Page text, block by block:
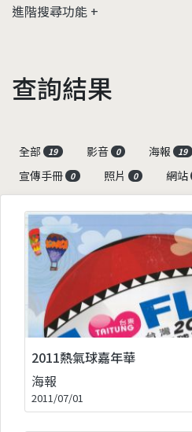
進階搜尋功能
查詢結果
全部
19 影音 0 海報 19
宣傳手冊 0 照片 0 網站
2011熱氣球嘉年華
海報
2011/07/01